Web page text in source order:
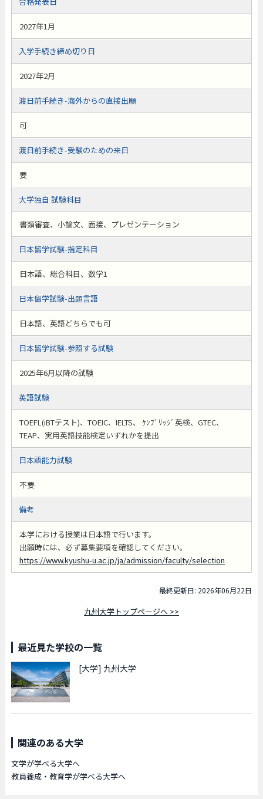
2027年1月
入学手続き締め切り日
2027年2月
渡日前手続き-海外からの直接出願
可
渡日前手続き-受験のための来日
要
大学独自 試験科目
書類審査、小論文、面接、プレゼンテーション
日本留学試験-指定科目
日本語、総合科目、数学1
日本留学試験-出題言語
日本語、英語どちらでも可
日本留学試験-参照する試験
2025年6月以降の試験
英語試験
TOEFL(iBTテスト)、TOEIC、IELTS、 ｹﾝﾌﾞﾘｯｼﾞ英検、GTEC、
TEAP、実用英語技能検定いずれかを提出
日本語能力試験
不要
備考
本学における授業は日本語で行います。
出願時には、必ず募集要項を確認してください。
https://www.kyushu-u.ac.jp/ja/admission/faculty/selection
最終更新日: 2026年06月22日
九州大学トップページへ >>
最近見た学校の一覧
[大学] 九州大学
関連のある大学
文学が学べる大学へ
教員養成・教育学が学べる大学へ